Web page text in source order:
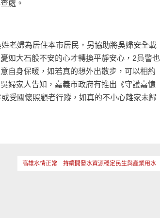
處。
老婦為居住本市居民，另協助將吳婦安全載
如大石般不安的心才轉換平靜安心，2員警也
自身保暖，如若真的想外出散步，可以相約
婦家人告知，嘉義市政府有推出《守護嘉憶
受關懷照顧者行蹤，如真的不小心離家未歸
高雄水情正常 持續開發水資源穩定民生與產業用水